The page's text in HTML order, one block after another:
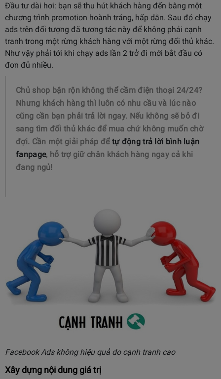
Đầu tư dài hơi: bạn sẽ thu hút khách hàng đến bằng một
chương trình promotion hoành tráng, hấp dẫn. Sau đó chạy
ads trên đối tượng đã tương tác này để không phải cạnh
tranh trong một rừng khách hàng với một rừng đối thủ khác.
Như vậy phải tới khi chạy ads lần 2 trở đi mới bắt đầu có
đơn đủ nhiều.
Chủ shop bận rộn không thể cầm điện thoại 24/24?
Nhưng khách hàng thì luôn có nhu cầu và lúc nào
cũng cần bạn phải trả lời ngay. Nếu không sẽ bỏ đi
sang tìm đối thủ khác để mua chứ không muốn chờ
đợi. Cần một giải pháp để tự động trả lời bình luận
fanpage, hỗ trợ giữ chân khách hàng ngay cả khi
đang ngủ!
Facebook Ads không hiệu quả do cạnh tranh cao
Xây dựng nội dung giá trị